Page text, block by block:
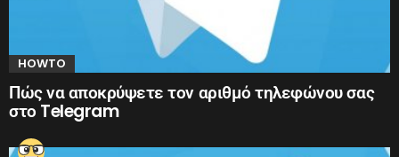
HOWTO
Πώς να αποκρύψετε τον αριθμό τηλεφώνου σας
στο Telegram